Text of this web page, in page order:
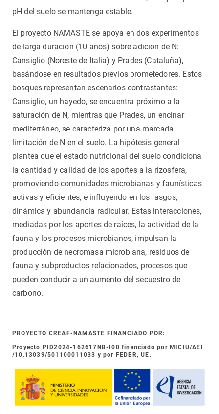
pH del suelo se mantenga estable.
El proyecto NAMASTE se apoya en dos experimentos
de larga duración (10 años) sobre adición de N:
Cansiglio (Noreste de Italia) y Prades (Cataluña),
basándose en resultados previos prometedores. Estos
bosques representan escenarios contrastantes:
Cansiglio, un hayedo, se encuentra próximo a la
saturación de N, mientras que Prades, un encinar
mediterráneo, se caracteriza por una marcada
limitación de N en el suelo. La hipótesis general
plantea que el estado nutricional del suelo condiciona
la cantidad y calidad de los aportes a la rizosfera,
promoviendo comunidades microbianas y faunísticas
activas y eficientes, e influyendo en los rasgos,
dinámica y abundancia radicular. Estas interacciones,
mediadas por los aportes de raíces, la actividad de la
fauna y los procesos microbianos, impulsan la
producción de necromasa microbiana, residuos de
fauna y subproductos relacionados, procesos que
pueden conducir a un aumento del secuestro de
carbono.
PROYECTO CREAF-NAMASTE FINANCIADO POR:
Proyecto PID2024-162617NB-I00 financiado por MICIU/AEI
/10.13039/501100011033 y por FEDER, UE.